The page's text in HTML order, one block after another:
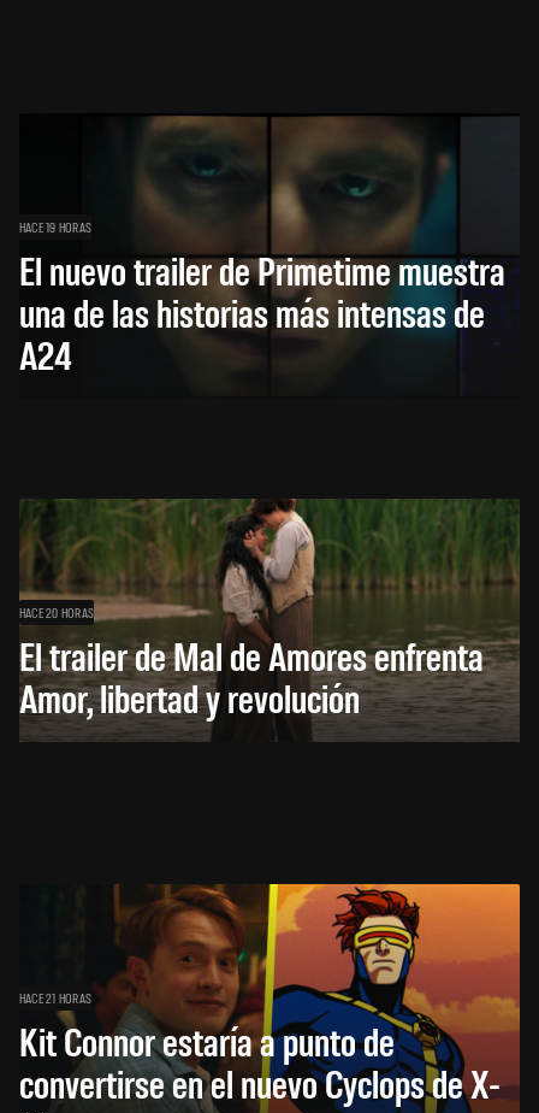
HACE 19 HORAS
El nuevo trailer de Primetime muestra
una de las historias más intensas de
A24
HACE 20 HORAS
El trailer de Mal de Amores enfrenta
Amor, libertad y revolución
HACE 21 HORAS
Kit Connor estaría a punto de
convertirse en el nuevo Cyclops de X-